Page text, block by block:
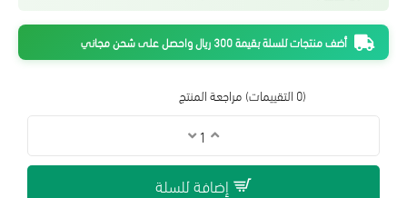
(0 التقييمات) مراجعة المنتج
أضف منتجات للسلة بقيمة 300 ريال واحصل على شحن مجاني
إضافة للسلة